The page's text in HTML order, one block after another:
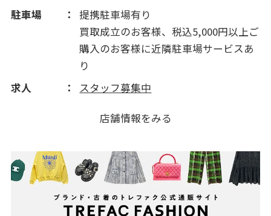
駐車場
提携駐車場有り
買取成立のお客様、税込5,000円以上ご
購入のお客様に近隣駐車場サービスあ
り
求人
スタッフ募集中
店舗情報をみる